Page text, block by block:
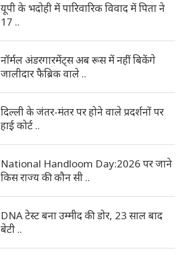
यूपी के भदोही में पारिवारिक विवाद में पिता ने
17 ..
नॉर्मल अंडरगारमेंट्स अब रूस में नहीं बिकेंगे
जालीदार फैब्रिक वाले ..
दिल्ली के जंतर-मंतर पर होने वाले प्रदर्शनों पर
हाई कोर्ट ..
National Handloom Day:2026 पर जाने
किस राज्य की कौन सी ..
DNA टेस्ट बना उम्मीद की डोर, 23 साल बाद
बेटी ..